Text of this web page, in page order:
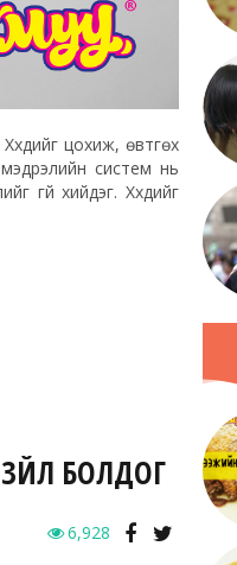
цохиж, өвтгөх
мэдрэлийн систем нь
хийдэг. Хүүхдийг
БОЛДОГ
6,928